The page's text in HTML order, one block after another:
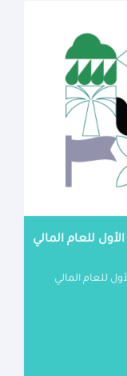
للعام المالي
للعام المالي